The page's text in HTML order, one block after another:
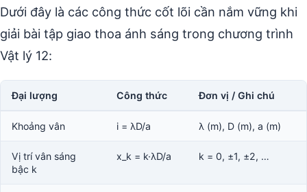
Dưới đây là các công thức cốt lõi cần nắm vững khi
giải bài tập giao thoa ánh sáng trong chương trình
Vật lý 12:
Đại lượng Công thức Đơn vị / Ghi chú
Khoảng vân i = λD/a λ (m), D (m), a (m)
Vị trí vân sáng
bậc k
x_k = k·λD/a k = 0, ±1, ±2, …